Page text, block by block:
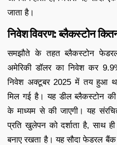
जाता है।
निवेश विवरण: ब्लैकस्टोन
समझौते के तहत ब्लैकस्टोन
अमेरिकी डॉलर का निवेश कर
निवेश अक्टूबर 2025 में तय हुआ
मिल गई है। यह डील ब्लैकस्टोन की
के माध्यम से की जाएगी। यह
प्रति खुलेपन को दर्शाता है, साथ
बनाए रखता है। यह सौदा फेडरल